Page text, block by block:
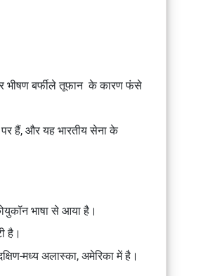
भीषण बर्फीले तूफानके कारण फंसे
हैं, और यह भारतीय सेना के
भाषा से आया है।
है।
मध्य अलास्का, अमेरिकामें है।